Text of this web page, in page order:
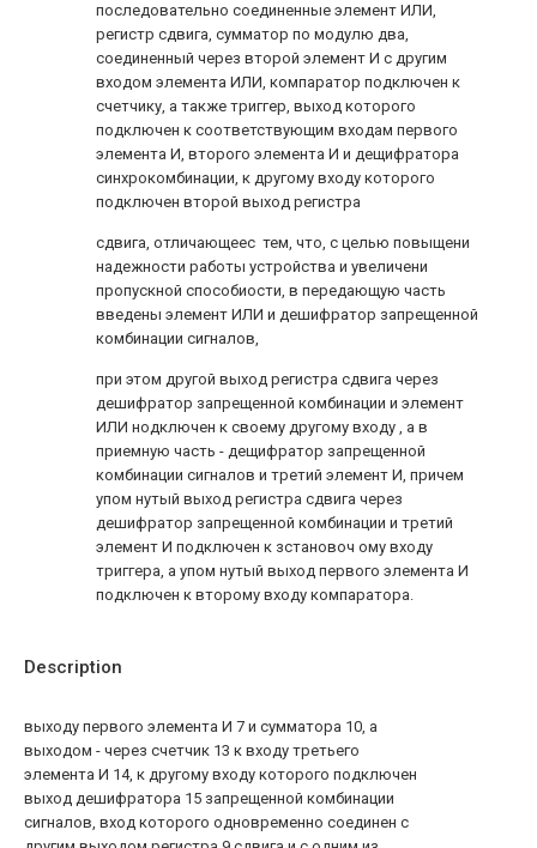
Description
выходу первого элемента И 7 и сумматора 10, а
выходом - через счетчик 13 к входу третьего
элемента И 14, к другому входу которого подключен
выход дешифратора 15 запрещенной комбинации
сигналов, вход которого одновременно соединен с
последовательно соединенные элемент ИЛИ,
регистр сдвига, сумматор по модулю два,
соединенный через второй элемент И с другим
входом элемента ИЛИ, компаратор подключен к
счетчику, а также триггер, выход которого
подключен к соответствующим входам первого
элемента И, второго элемента И и дещифратора
синхрокомбинации, к другому входу которого
подключен второй выход регистра
сдвига, отличающеес тем, что, с целью повыщени
надежности работы устройства и увеличени
пропускной способиости, в передающую часть
введены элемент ИЛИ и дешифратор запрещенной
комбинации сигналов,
при этом другой выход регистра сдвига через
дешифратор запрещенной комбинации и элемент
ИЛИ нодключен к своему другому входу , а в
приемную часть - дещифратор запрещенной
комбинации сигналов и третий элемент И, причем
упом нутый выход регистра сдвига через
дешифратор запрещенной комбинации и третий
элемент И подключен к зстановоч ому входу
триггера, а упом нутый выход первого элемента И
подключен к второму входу компаратора.